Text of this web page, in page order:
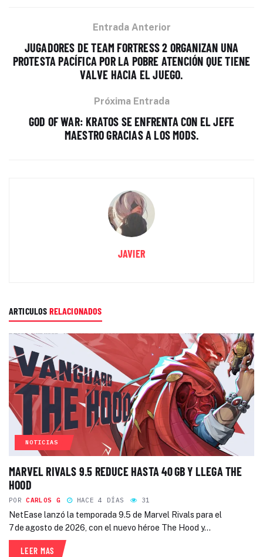
Entrada Anterior
JUGADORES DE TEAM FORTRESS 2 ORGANIZAN UNA
PROTESTA PACÍFICA POR LA POBRE ATENCIÓN QUE TIENE
VALVE HACIA EL JUEGO.
Próxima Entrada
GOD OF WAR: KRATOS SE ENFRENTA CON EL JEFE
MAESTRO GRACIAS A LOS MODS.
JAVIER
ARTICULOS RELACIONADOS
NOTICIAS
MARVEL RIVALS 9.5 REDUCE HASTA 40 GB Y LLEGA THE
HOOD
POR CARLOS G HACE 4 DÍAS 31
NetEase lanzó la temporada 9.5 de Marvel Rivals para el
7 de agosto de 2026, con el nuevo héroe The Hood y...
LEER MAS